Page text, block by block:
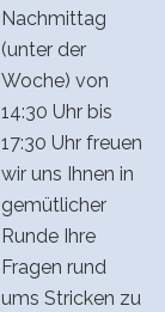
Nachmittag
(unter der
Woche) von
14:30 Uhr bis
17:30 Uhr freuen
wir uns Ihnen in
gemütlicher
Runde Ihre
Fragen rund
ums Stricken zu